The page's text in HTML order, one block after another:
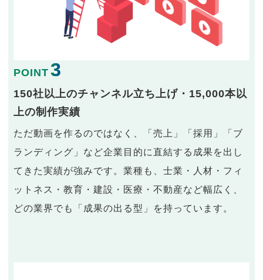
POINT 3
150社以上のチャンネル立ち上げ・15,000本以
上の制作実績
ただ動画を作るのではなく、「売上」「採用」「ブ
ランディング」など企業目的に直結する成果を出し
てきた実績が強みです。業種も、士業・人材・フィ
ットネス・教育・建設・医療・不動産など幅広く、
どの業界でも「成果の出る型」を持っています。